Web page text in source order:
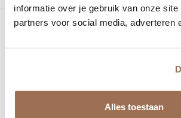
informatie over je gebruik van onze site
partners voor social media, adverteren
Alles toestaan
Klantenservice